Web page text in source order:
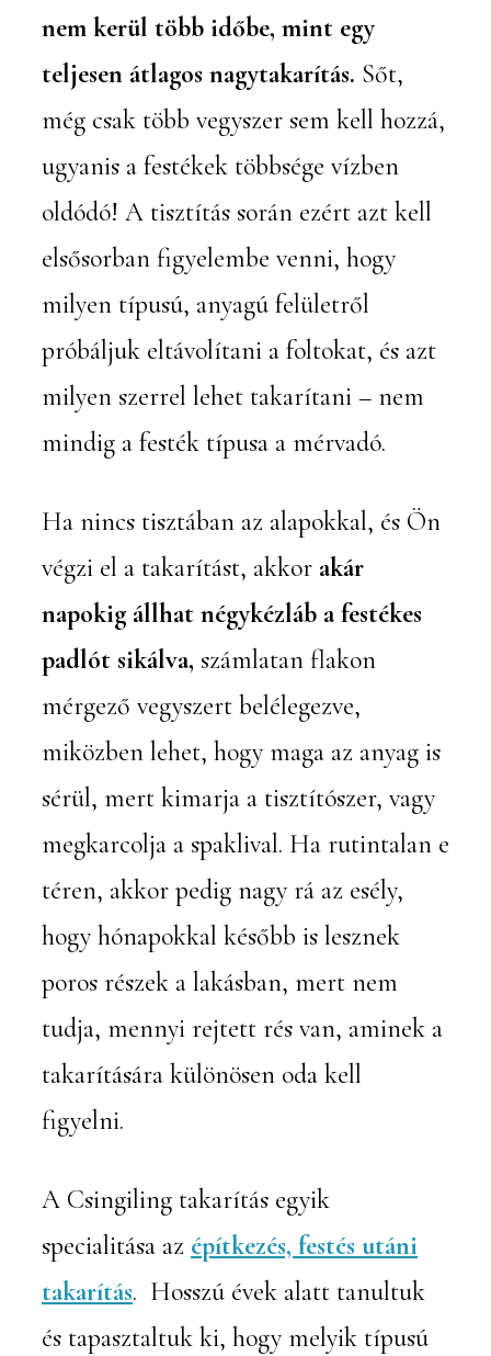
nem kerül több időbe, mint egy
teljesen átlagos nagytakarítás. Sőt,
még csak több vegyszer sem kell hozzá,
ugyanis a festékek többsége vízben
oldódó! A tisztítás során ezért azt kell
elsősorban figyelembe venni, hogy
milyen típusú, anyagú felületről
próbáljuk eltávolítani a foltokat, és azt
milyen szerrel lehet takarítani – nem
mindig a festék típusa a mérvadó.
Ha nincs tisztában az alapokkal, és Ön
végzi el a takarítást, akkor akár
napokig állhat négykézláb a festékes
padlót sikálva, számlatan flakon
mérgező vegyszert belélegezve,
miközben lehet, hogy maga az anyag is
sérül, mert kimarja a tisztítószer, vagy
megkarcolja a spaklival. Ha rutintalan e
téren, akkor pedig nagy rá az esély,
hogy hónapokkal később is lesznek
poros részek a lakásban, mert nem
tudja, mennyi rejtett rés van, aminek a
takarítására különösen oda kell
figyelni.
A Csingiling takarítás egyik
specialitása az építkezés, festés utáni
takarítás. Hosszú évek alatt tanultuk
és tapasztaltuk ki, hogy melyik típusú